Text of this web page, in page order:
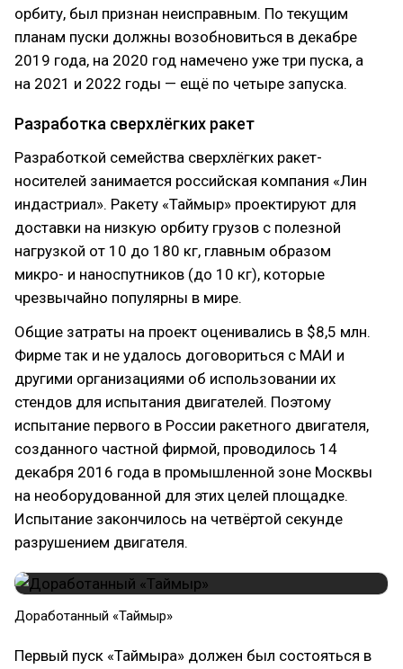
орбиту, был признан неисправным. По текущим
планам пуски должны возобновиться в декабре
2019 года, на 2020 год намечено уже три пуска, а
на 2021 и 2022 годы — ещё по четыре запуска.
Разработка сверхлёгких ракет
Разработкой семейства сверхлёгких ракет-
носителей занимается российская компания «Лин
индастриал». Ракету «Таймыр» проектируют для
доставки на низкую орбиту грузов с полезной
нагрузкой от 10 до 180 кг, главным образом
микро- и наноспутников (до 10 кг), которые
чрезвычайно популярны в мире.
Общие затраты на проект оценивались в $8,5 млн.
Фирме так и не удалось договориться с МАИ и
другими организациями об использовании их
стендов для испытания двигателей. Поэтому
испытание первого в России ракетного двигателя,
созданного частной фирмой, проводилось 14
декабря 2016 года в промышленной зоне Москвы
на необорудованной для этих целей площадке.
Испытание закончилось на четвёртой секунде
разрушением двигателя.
Доработанный «Таймыр»
Первый пуск «Таймыра» должен был состояться в